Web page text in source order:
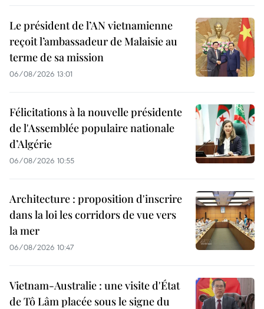
Le président de l’AN vietnamienne
reçoit l’ambassadeur de Malaisie au
terme de sa mission
06/08/2026 13:01
Félicitations à la nouvelle présidente
de l'Assemblée populaire nationale
d’Algérie
06/08/2026 10:55
Architecture : proposition d'inscrire
dans la loi les corridors de vue vers
la mer
06/08/2026 10:47
Vietnam-Australie : une visite d'État
de Tô Lâm placée sous le signe du